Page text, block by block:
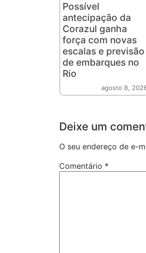
Possível
antecipação da
Corazul ganha
força com novas
escalas e previsão
de embarques no
Rio
agosto 8,
Deixe um
O seu endereço de e-
Comentário *